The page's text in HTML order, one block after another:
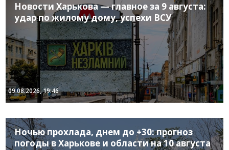
Новости Харькова — главное за 9 августа:
удар по жилому дому, успехи ВСУ
09.08.2026, 19:46
Ночью прохлада, днем до +30: прогноз
погоды в Харькове и области на 10 августа